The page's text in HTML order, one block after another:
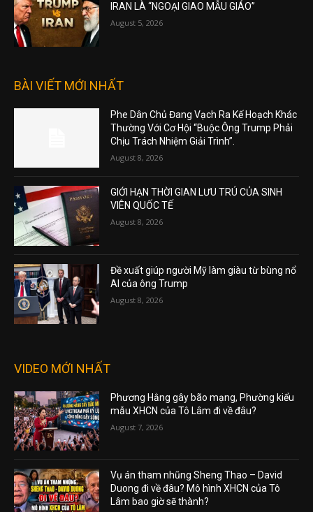
IRAN LÀ “NGOẠI GIAO MẪU GIÁO”
August 5, 2026
BÀI VIẾT MỚI NHẤT
Phe Dân Chủ Đang Vạch Ra Kế Hoạch Khác
Thường Với Cơ Hội “Buộc Ông Trump Phải
Chịu Trách Nhiệm Giải Trình”.
August 8, 2026
GIỚI HẠN THỜI GIAN LƯU TRÚ CỦA SINH
VIÊN QUỐC TẾ
August 8, 2026
Đề xuất giúp người Mỹ làm giàu từ bùng nổ
AI của ông Trump
August 8, 2026
VIDEO MỚI NHẤT
Phương Hằng gây bão mạng, Phường kiểu
mẫu XHCN của Tô Lâm đi về đâu?
August 7, 2026
Vụ án tham nhũng Sheng Thao – David
Duong đi về đâu? Mô hình XHCN của Tô
Lâm bao giờ sẽ thành?